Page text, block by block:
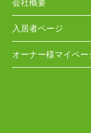
会社概要
入居者ページ
オーナー様マイペー